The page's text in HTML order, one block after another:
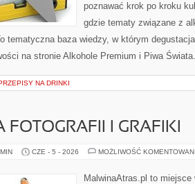
poznawać krok po kroku
gdzie tematy związane z
tematyczna baza wiedzy, w którym
na stronie Alkohole Premium i Piwa
NA DRINKI
FOTOGRAFII I GRAFIKI
CZE - 5 - 2026 MOŻLIWOŚĆ
MalwinaAtras.pl to